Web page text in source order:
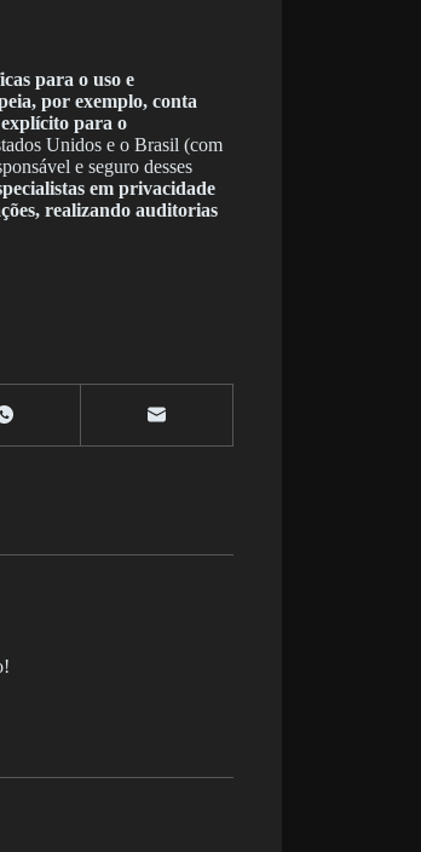
para o uso e
por exemplo, conta
para o
Unidos e o Brasil (com
e seguro desses
em privacidade
realizando auditorias